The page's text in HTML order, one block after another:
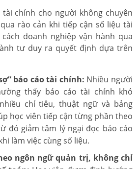
chính cho người không chuyên
rào cản khi tiếp cận số liệu tài
doanh nghiệp vận hành qua
tư duy ra quyết định dựa trên
báo cáo tài chính: Nhiều người
thấy báo cáo tài chính khó
chỉ tiêu, thuật ngữ và bảng
học viên tiếp cận từng phần theo
đó giảm tâm lý ngại đọc báo cáo
làm việc cùng số liệu.
ngôn ngữ quản trị, không chỉ